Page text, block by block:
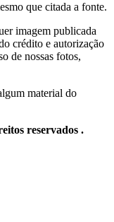
que citada a fonte.
imagem publicada
crédito e autorização
de nossas fotos,
material do
reservados .